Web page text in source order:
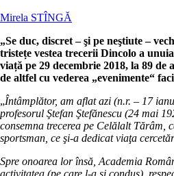
Mirela STÎNGĂ
„Se duc, discret – şi pe neştiute –
tristețe vestea trecerii Dincolo a
viață pe 29 decembrie 2018, la 89
de altfel cu vederea „evenimente“
„Întâmplător, am aflat azi (n.r. – 17
profesorul Ştefan Ştefănescu (24 mai
consemna trecerea pe Celălalt Tărâm,
sportsman, ce şi-a dedicat viaţa
Spre onoarea lor însă, Academia